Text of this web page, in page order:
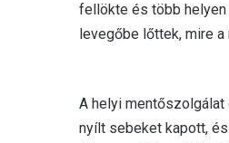
a
i
fellökte és több helyen
levegőbe lőttek, mire
A helyi
nyílt sebeket kapott,